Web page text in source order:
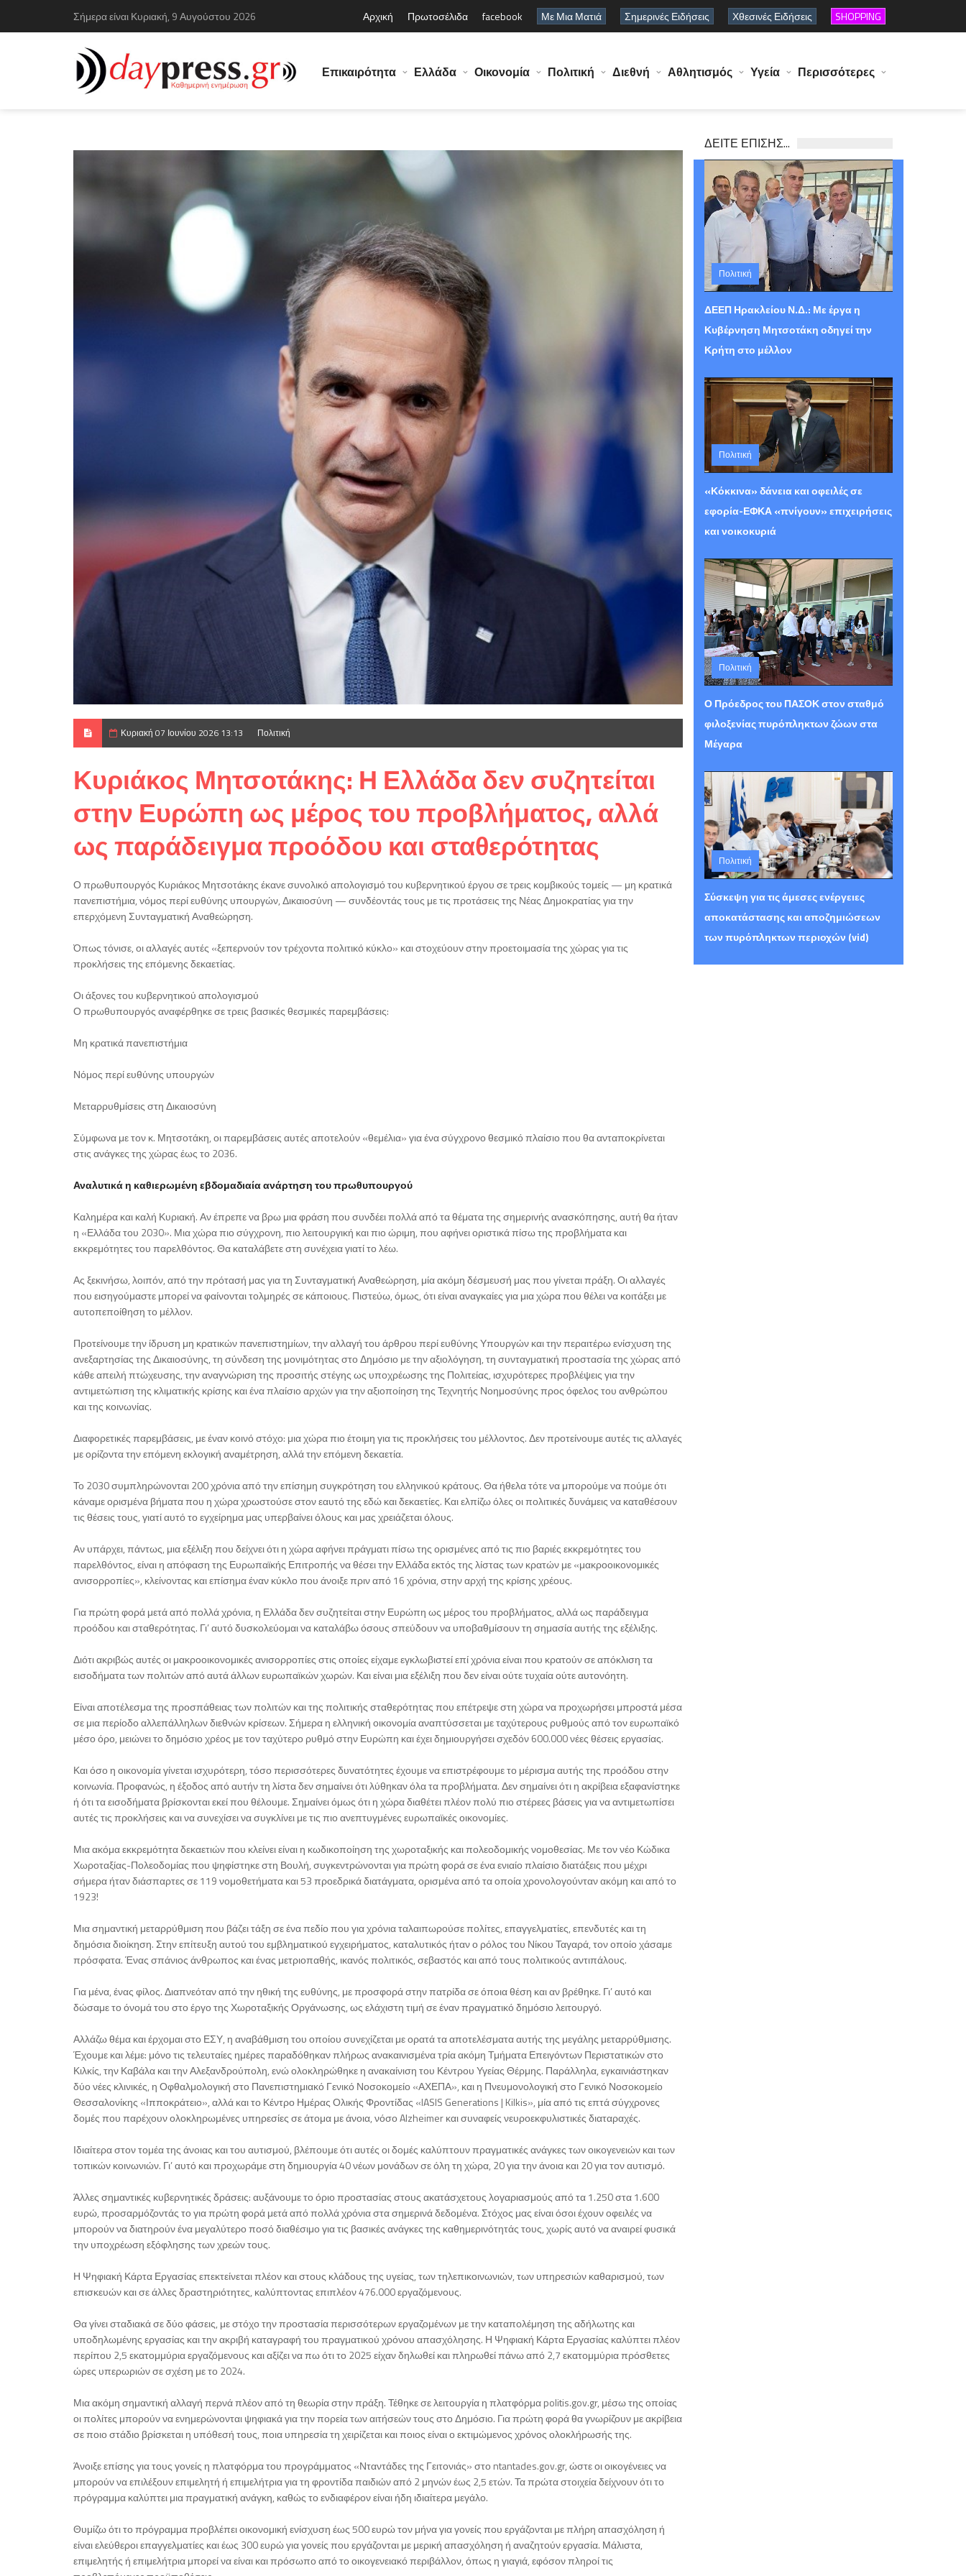
Σήμερα είναι Κυριακή, 9 Αυγούστου 2026 Αρχική Πρωτοσέλιδα facebook Με Μια Ματιά Σημερινές Ειδήσεις Χθεσινές Ειδήσεις SHOPPING
Επικαιρότητα Ελλάδα Οικονομία Πολιτική Διεθνή Αθλητισμός Υγεία Περισσότερες
Κυριακή 07 Ιουνίου 2026 13:13 Πολιτική
Κυριάκος Μητσοτάκης: Η Ελλάδα δεν συζητείται
στην Ευρώπη ως μέρος του προβλήματος, αλλά
ως παράδειγμα προόδου και σταθερότητας
Ο πρωθυπουργός Κυριάκος Μητσοτάκης έκανε συνολικό απολογισμό του κυβερνητικού έργου σε τρεις κομβικούς τομείς — μη κρατικά
πανεπιστήμια, νόμος περί ευθύνης υπουργών, Δικαιοσύνη — συνδέοντάς τους με τις προτάσεις της Νέας Δημοκρατίας για την
επερχόμενη Συνταγματική Αναθεώρηση.
Όπως τόνισε, οι αλλαγές αυτές «ξεπερνούν τον τρέχοντα πολιτικό κύκλο» και στοχεύουν στην προετοιμασία της χώρας για τις
προκλήσεις της επόμενης δεκαετίας.
Οι άξονες του κυβερνητικού απολογισμού
Ο πρωθυπουργός αναφέρθηκε σε τρεις βασικές θεσμικές παρεμβάσεις:
Μη κρατικά πανεπιστήμια
Νόμος περί ευθύνης υπουργών
Μεταρρυθμίσεις στη Δικαιοσύνη
Σύμφωνα με τον κ. Μητσοτάκη, οι παρεμβάσεις αυτές αποτελούν «θεμέλια» για ένα σύγχρονο θεσμικό πλαίσιο που θα ανταποκρίνεται
στις ανάγκες της χώρας έως το 2036.
Αναλυτικά η καθιερωμένη εβδομαδιαία ανάρτηση του πρωθυπουργού
Καλημέρα και καλή Κυριακή. Αν έπρεπε να βρω μια φράση που συνδέει πολλά από τα θέματα της σημερινής ανασκόπησης, αυτή θα ήταν
η «Ελλάδα του 2030». Μια χώρα πιο σύγχρονη, πιο λειτουργική και πιο ώριμη, που αφήνει οριστικά πίσω της προβλήματα και
εκκρεμότητες του παρελθόντος. Θα καταλάβετε στη συνέχεια γιατί το λέω.
Ας ξεκινήσω, λοιπόν, από την πρότασή μας για τη Συνταγματική Αναθεώρηση, μία ακόμη δέσμευσή μας που γίνεται πράξη. Οι αλλαγές
που εισηγούμαστε μπορεί να φαίνονται τολμηρές σε κάποιους. Πιστεύω, όμως, ότι είναι αναγκαίες για μια χώρα που θέλει να κοιτάξει με
αυτοπεποίθηση το μέλλον.
Προτείνουμε την ίδρυση μη κρατικών πανεπιστημίων, την αλλαγή του άρθρου περί ευθύνης Υπουργών και την περαιτέρω ενίσχυση της
ανεξαρτησίας της Δικαιοσύνης, τη σύνδεση της μονιμότητας στο Δημόσιο με την αξιολόγηση, τη συνταγματική προστασία της χώρας από
κάθε απειλή πτώχευσης, την αναγνώριση της προσιτής στέγης ως υποχρέωσης της Πολιτείας, ισχυρότερες προβλέψεις για την
αντιμετώπιση της κλιματικής κρίσης και ένα πλαίσιο αρχών για την αξιοποίηση της Τεχνητής Νοημοσύνης προς όφελος του ανθρώπου
και της κοινωνίας.
Διαφορετικές παρεμβάσεις, με έναν κοινό στόχο: μια χώρα πιο έτοιμη για τις προκλήσεις του μέλλοντος. Δεν προτείνουμε αυτές τις αλλαγές
με ορίζοντα την επόμενη εκλογική αναμέτρηση, αλλά την επόμενη δεκαετία.
Το 2030 συμπληρώνονται 200 χρόνια από την επίσημη συγκρότηση του ελληνικού κράτους. Θα ήθελα τότε να μπορούμε να πούμε ότι
κάναμε ορισμένα βήματα που η χώρα χρωστούσε στον εαυτό της εδώ και δεκαετίες. Και ελπίζω όλες οι πολιτικές δυνάμεις να καταθέσουν
τις θέσεις τους, γιατί αυτό το εγχείρημα μας υπερβαίνει όλους και μας χρειάζεται όλους.
Αν υπάρχει, πάντως, μια εξέλιξη που δείχνει ότι η χώρα αφήνει πράγματι πίσω της ορισμένες από τις πιο βαριές εκκρεμότητες του
παρελθόντος, είναι η απόφαση της Ευρωπαϊκής Επιτροπής να θέσει την Ελλάδα εκτός της λίστας των κρατών με «μακροοικονομικές
ανισορροπίες», κλείνοντας και επίσημα έναν κύκλο που άνοιξε πριν από 16 χρόνια, στην αρχή της κρίσης χρέους.
Για πρώτη φορά μετά από πολλά χρόνια, η Ελλάδα δεν συζητείται στην Ευρώπη ως μέρος του προβλήματος, αλλά ως παράδειγμα
προόδου και σταθερότητας. Γι’ αυτό δυσκολεύομαι να καταλάβω όσους σπεύδουν να υποβαθμίσουν τη σημασία αυτής της εξέλιξης.
Διότι ακριβώς αυτές οι μακροοικονομικές ανισορροπίες στις οποίες είχαμε εγκλωβιστεί επί χρόνια είναι που κρατούν σε απόκλιση τα
εισοδήματα των πολιτών από αυτά άλλων ευρωπαϊκών χωρών. Και είναι μια εξέλιξη που δεν είναι ούτε τυχαία ούτε αυτονόητη.
Είναι αποτέλεσμα της προσπάθειας των πολιτών και της πολιτικής σταθερότητας που επέτρεψε στη χώρα να προχωρήσει μπροστά μέσα
σε μια περίοδο αλλεπάλληλων διεθνών κρίσεων. Σήμερα η ελληνική οικονομία αναπτύσσεται με ταχύτερους ρυθμούς από τον ευρωπαϊκό
μέσο όρο, μειώνει το δημόσιο χρέος με τον ταχύτερο ρυθμό στην Ευρώπη και έχει δημιουργήσει σχεδόν 600.000 νέες θέσεις εργασίας.
Και όσο η οικονομία γίνεται ισχυρότερη, τόσο περισσότερες δυνατότητες έχουμε να επιστρέφουμε το μέρισμα αυτής της προόδου στην
κοινωνία. Προφανώς, η έξοδος από αυτήν τη λίστα δεν σημαίνει ότι λύθηκαν όλα τα προβλήματα. Δεν σημαίνει ότι η ακρίβεια εξαφανίστηκε
ή ότι τα εισοδήματα βρίσκονται εκεί που θέλουμε. Σημαίνει όμως ότι η χώρα διαθέτει πλέον πολύ πιο στέρεες βάσεις για να αντιμετωπίσει
αυτές τις προκλήσεις και να συνεχίσει να συγκλίνει με τις πιο ανεπτυγμένες ευρωπαϊκές οικονομίες.
Μια ακόμα εκκρεμότητα δεκαετιών που κλείνει είναι η κωδικοποίηση της χωροταξικής και πολεοδομικής νομοθεσίας. Με τον νέο Κώδικα
Χωροταξίας-Πολεοδομίας που ψηφίστηκε στη Βουλή, συγκεντρώνονται για πρώτη φορά σε ένα ενιαίο πλαίσιο διατάξεις που μέχρι
σήμερα ήταν διάσπαρτες σε 119 νομοθετήματα και 53 προεδρικά διατάγματα, ορισμένα από τα οποία χρονολογούνταν ακόμη και από το
1923!
Μια σημαντική μεταρρύθμιση που βάζει τάξη σε ένα πεδίο που για χρόνια ταλαιπωρούσε πολίτες, επαγγελματίες, επενδυτές και τη
δημόσια διοίκηση. Στην επίτευξη αυτού του εμβληματικού εγχειρήματος, καταλυτικός ήταν ο ρόλος του Νίκου Ταγαρά, τον οποίο χάσαμε
πρόσφατα. Ένας σπάνιος άνθρωπος και ένας μετριοπαθής, ικανός πολιτικός, σεβαστός και από τους πολιτικούς αντιπάλους.
Για μένα, ένας φίλος. Διαπνεόταν από την ηθική της ευθύνης, με προσφορά στην πατρίδα σε όποια θέση και αν βρέθηκε. Γι’ αυτό και
δώσαμε το όνομά του στο έργο της Χωροταξικής Οργάνωσης, ως ελάχιστη τιμή σε έναν πραγματικό δημόσιο λειτουργό.
Αλλάζω θέμα και έρχομαι στο ΕΣΥ, η αναβάθμιση του οποίου συνεχίζεται με ορατά τα αποτελέσματα αυτής της μεγάλης μεταρρύθμισης.
Έχουμε και λέμε: μόνο τις τελευταίες ημέρες παραδόθηκαν πλήρως ανακαινισμένα τρία ακόμη Τμήματα Επειγόντων Περιστατικών στο
Κιλκίς, την Καβάλα και την Αλεξανδρούπολη, ενώ ολοκληρώθηκε η ανακαίνιση του Κέντρου Υγείας Θέρμης. Παράλληλα, εγκαινιάστηκαν
δύο νέες κλινικές, η Οφθαλμολογική στο Πανεπιστημιακό Γενικό Νοσοκομείο «ΑΧΕΠΑ», και η Πνευμονολογική στο Γενικό Νοσοκομείο
Θεσσαλονίκης «Ιπποκράτειο», αλλά και το Κέντρο Ημέρας Ολικής Φροντίδας «IASIS Generations | Kilkis», μία από τις επτά σύγχρονες
δομές που παρέχουν ολοκληρωμένες υπηρεσίες σε άτομα με άνοια, νόσο Alzheimer και συναφείς νευροεκφυλιστικές διαταραχές.
Ιδιαίτερα στον τομέα της άνοιας και του αυτισμού, βλέπουμε ότι αυτές οι δομές καλύπτουν πραγματικές ανάγκες των οικογενειών και των
τοπικών κοινωνιών. Γι’ αυτό και προχωράμε στη δημιουργία 40 νέων μονάδων σε όλη τη χώρα, 20 για την άνοια και 20 για τον αυτισμό.
Άλλες σημαντικές κυβερνητικές δράσεις: αυξάνουμε το όριο προστασίας στους ακατάσχετους λογαριασμούς από τα 1.250 στα 1.600
ευρώ, προσαρμόζοντάς το για πρώτη φορά μετά από πολλά χρόνια στα σημερινά δεδομένα. Στόχος μας είναι όσοι έχουν οφειλές να
μπορούν να διατηρούν ένα μεγαλύτερο ποσό διαθέσιμο για τις βασικές ανάγκες της καθημερινότητάς τους, χωρίς αυτό να αναιρεί φυσικά
την υποχρέωση εξόφλησης των χρεών τους.
Η Ψηφιακή Κάρτα Εργασίας επεκτείνεται πλέον και στους κλάδους της υγείας, των τηλεπικοινωνιών, των υπηρεσιών καθαρισμού, των
επισκευών και σε άλλες δραστηριότητες, καλύπτοντας επιπλέον 476.000 εργαζόμενους.
Θα γίνει σταδιακά σε δύο φάσεις, με στόχο την προστασία περισσότερων εργαζομένων με την καταπολέμηση της αδήλωτης και
υποδηλωμένης εργασίας και την ακριβή καταγραφή του πραγματικού χρόνου απασχόλησης. Η Ψηφιακή Κάρτα Εργασίας καλύπτει πλέον
περίπου 2,5 εκατομμύρια εργαζόμενους και αξίζει να πω ότι το 2025 είχαν δηλωθεί και πληρωθεί πάνω από 2,7 εκατομμύρια πρόσθετες
ώρες υπερωριών σε σχέση με το 2024.
Μια ακόμη σημαντική αλλαγή περνά πλέον από τη θεωρία στην πράξη. Τέθηκε σε λειτουργία η πλατφόρμα politis.gov.gr, μέσω της οποίας
οι πολίτες μπορούν να ενημερώνονται ψηφιακά για την πορεία των αιτήσεών τους στο Δημόσιο. Για πρώτη φορά θα γνωρίζουν με ακρίβεια
σε ποιο στάδιο βρίσκεται η υπόθεσή τους, ποια υπηρεσία τη χειρίζεται και ποιος είναι ο εκτιμώμενος χρόνος ολοκλήρωσής της.
Άνοιξε επίσης για τους γονείς η πλατφόρμα του προγράμματος «Νταντάδες της Γειτονιάς» στο ntantades.gov.gr, ώστε οι οικογένειες να
μπορούν να επιλέξουν επιμελητή ή επιμελήτρια για τη φροντίδα παιδιών από 2 μηνών έως 2,5 ετών. Τα πρώτα στοιχεία δείχνουν ότι το
πρόγραμμα καλύπτει μια πραγματική ανάγκη, καθώς το ενδιαφέρον είναι ήδη ιδιαίτερα μεγάλο.
Θυμίζω ότι το πρόγραμμα προβλέπει οικονομική ενίσχυση έως 500 ευρώ τον μήνα για γονείς που εργάζονται με πλήρη απασχόληση ή
είναι ελεύθεροι επαγγελματίες και έως 300 ευρώ για γονείς που εργάζονται με μερική απασχόληση ή αναζητούν εργασία. Μάλιστα,
επιμελητής ή επιμελήτρια μπορεί να είναι και πρόσωπο από το οικογενειακό περιβάλλον, όπως η γιαγιά, εφόσον πληροί τις
ΔΕΙΤΕ ΕΠΙΣΗΣ...
Πολιτική
Παρασκευή 07 Αυγούστου 2026 15:03
ΔΕΕΠ Ηρακλείου Ν.Δ.: Με έργα η
Κυβέρνηση Μητσοτάκη οδηγεί την
Κρήτη στο μέλλον
Πολιτική
Πέμπτη 06 Αυγούστου 2026 12:29
«Κόκκινα» δάνεια και οφειλές σε
εφορία-ΕΦΚΑ «πνίγουν» επιχειρήσεις
και νοικοκυριά
Πολιτική
Τετάρτη 05 Αυγούστου 2026 15:30
Ο Πρόεδρος του ΠΑΣΟΚ στον σταθμό
φιλοξενίας πυρόπληκτων ζώων στα
Μέγαρα
Πολιτική
Τετάρτη 05 Αυγούστου 2026 15:26
Σύσκεψη για τις άμεσες ενέργειες
αποκατάστασης και αποζημιώσεων
των πυρόπληκτων περιοχών (vid)